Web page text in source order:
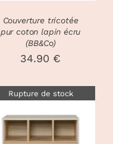
Couverture tricotée
pur coton lapin écru
(BB&Co)
34.90 €
Rupture de stock